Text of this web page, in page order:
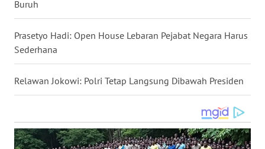
Buruh
Prasetyo Hadi: Open House Lebaran Pejabat Negara Harus
Sederhana
Relawan Jokowi: Polri Tetap Langsung Dibawah Presiden
WN
KALBAR
WN
WN